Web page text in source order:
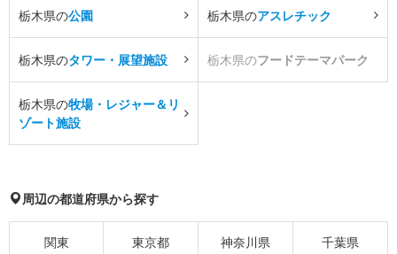
栃木県の公園 栃木県のアスレチック
栃木県のタワー・展望施設 栃木県のフードテーマパーク
栃木県の牧場・レジャー＆リ
ゾート施設
周辺の都道府県から探す
関東 東京都 神奈川県 千葉県